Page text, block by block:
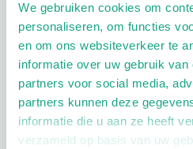
We gebruiken cookies om
personaliseren, om functies
en om ons websiteverkeer te
informatie over uw gebruik
partners voor social media,
partners kunnen deze
informatie die u aan ze heeft
verzameld op basis van uw
Extra opties